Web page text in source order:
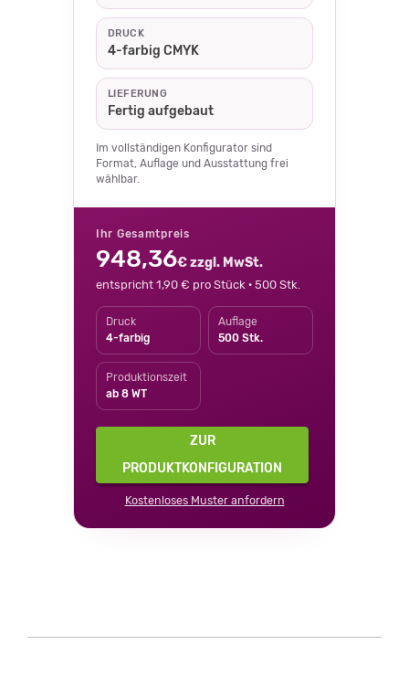
DRUCK
4-farbig CMYK
LIEFERUNG
Fertig aufgebaut
Im vollständigen Konfigurator sind
Format, Auflage und Ausstattung frei
wählbar.
Ihr Gesamtpreis
948,36€ zzgl. MwSt.
entspricht 1,90 € pro Stück · 500 Stk.
Druck
4-farbig
Auflage
500 Stk.
Produktionszeit
ab 8 WT
ZUR
PRODUKTKONFIGURATION
Kostenloses Muster anfordern